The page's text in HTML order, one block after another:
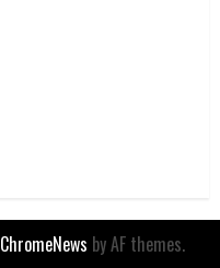
ChromeNews by AF themes.